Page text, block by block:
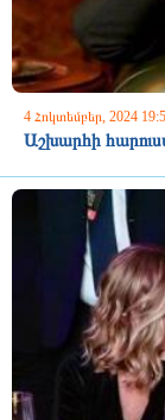
4 Հոկտեմբեր, 2024
Աշխարհի